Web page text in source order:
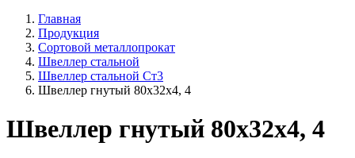
Главная
Продукция
Сортовой металлопрокат
Швеллер стальной
Швеллер стальной Ст3
Швеллер гнутый 80x32х4, 4
Швеллер гнутый 80x32х4, 4